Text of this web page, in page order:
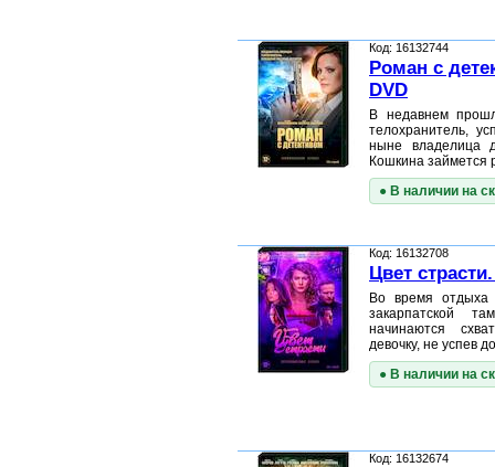
Код: 16132744
Роман с
DVD
В недавнем
телохранитель,
ныне владелица
Кошкина займется
● В наличии на
Код: 16132708
Цвет
Во время отдыха
закарпатской
начинаются
девочку, не успев
● В наличии на
Код: 16132674